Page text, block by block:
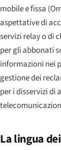
mobile e fissa
aspettative di
servizi relay o di
per gli abbonati
informazioni nei
gestione dei
per i disservizi di
La lingua